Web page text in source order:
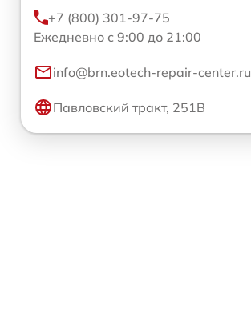
+7 (800) 301-97-75
Ежедневно с 9:00 до 21:00
info@brn.eotech-repair-center.ru
Павловский тракт, 251В